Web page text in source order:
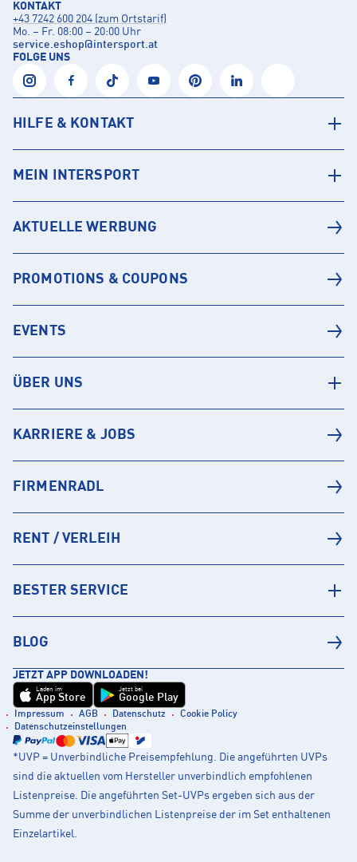
KONTAKT
+43 7242 600 204 (zum Ortstarif)
Mo. – Fr. 08:00 – 20:00 Uhr
service.eshop@intersport.at
FOLGE UNS
HILFE & KONTAKT
MEIN INTERSPORT
AKTUELLE WERBUNG
PROMOTIONS & COUPONS
EVENTS
ÜBER UNS
KARRIERE & JOBS
FIRMENRADL
RENT / VERLEIH
BESTER SERVICE
BLOG
JETZT APP DOWNLOADEN!
Laden im
App Store
Jetzt bei
Google Play
Impressum AGB Datenschutz
Cookie Policy
Datenschutzeinstellungen
*UVP = Unverbindliche Preisempfehlung. Die angeführten UVPs
sind die aktuellen vom Hersteller unverbindlich empfohlenen
Listenpreise. Die angeführten Set-UVPs ergeben sich aus der
Summe der unverbindlichen Listenpreise der im Set enthaltenen
Einzelartikel.